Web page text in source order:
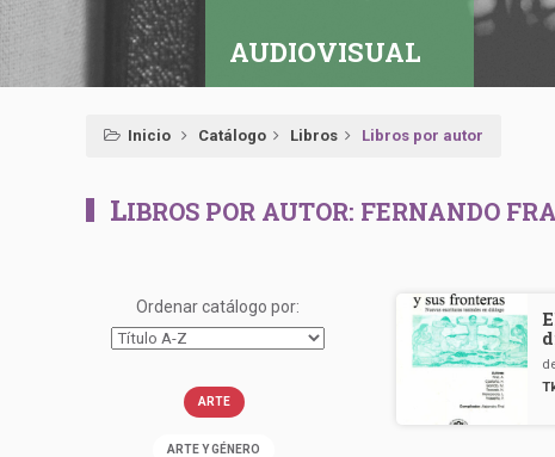
AUDIOVISUAL
Inicio Catálogo Libros Libros por autor
LIBROS POR AUTOR: FERNANDO
Ordenar catálogo por:
ARTE
ARTE Y GÉNERO